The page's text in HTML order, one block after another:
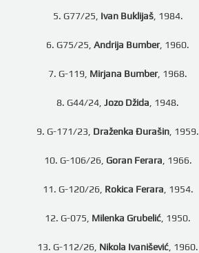
5. G77/25, Ivan Buklijaš, 1984.
6. G75/25, Andrija Bumber, 1960.
7. G-119, Mirjana Bumber, 1968.
8. G44/24, Jozo Džida , 1948.
9. G-171/23, Draženka Đurašin , 1959.
10. G-106/26, Goran Ferara , 1966.
11. G-120/26, Rokica Ferara , 1954.
12. G-075, Milenka Grubelić , 1950.
13. G-112/26, Nikola Ivanišević , 1960.